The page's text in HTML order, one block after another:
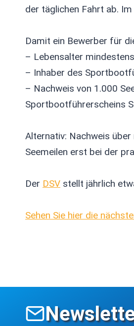
der täglichen Fahrt ab.
Damit ein Bewerber für
– Lebensalter
– Inhaber des
– Nachweis von 1.000
Sportbootführerscheins
Alternativ: Nachweis
Seemeilen erst bei der
Der DSV stellt jährlich
Sehen Sie hier die